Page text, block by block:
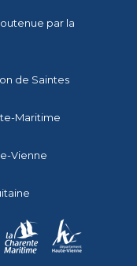
par la
de Saintes
Maritime
Vienne